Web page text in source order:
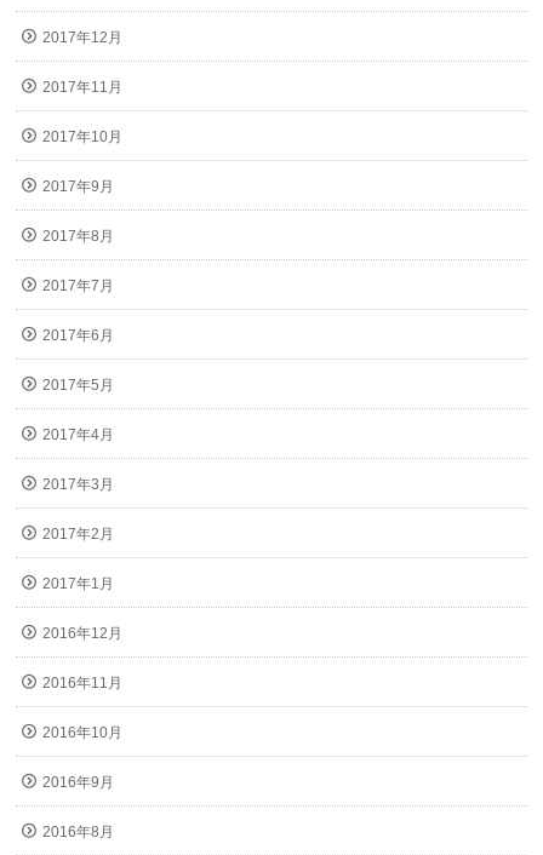
2017年12月
2017年11月
2017年10月
2017年9月
2017年8月
2017年7月
2017年6月
2017年5月
2017年4月
2017年3月
2017年2月
2017年1月
2016年12月
2016年11月
2016年10月
2016年9月
2016年8月